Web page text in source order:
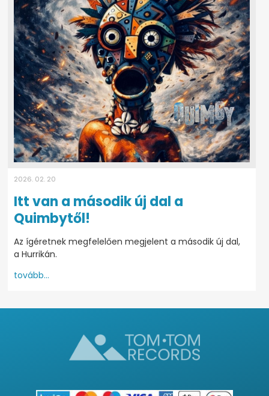
2026. 02. 20
Itt van a második új dal a
Quimbytől!
Az ígéretnek megfelelően megjelent a második új dal,
a Hurrikán.
tovább...